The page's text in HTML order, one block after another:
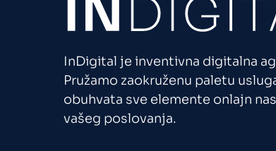
InDigital je inventivna digitalna
Pružamo zaokruženu paletu
obuhvata sve elemente onlajn
vašeg poslovanja.